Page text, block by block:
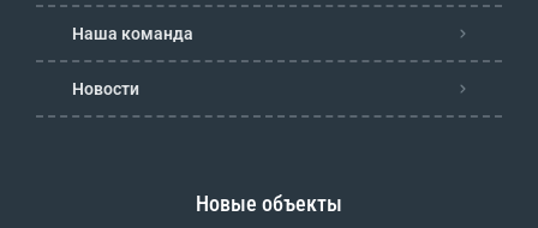
Наша команда
Новости
Новые объекты